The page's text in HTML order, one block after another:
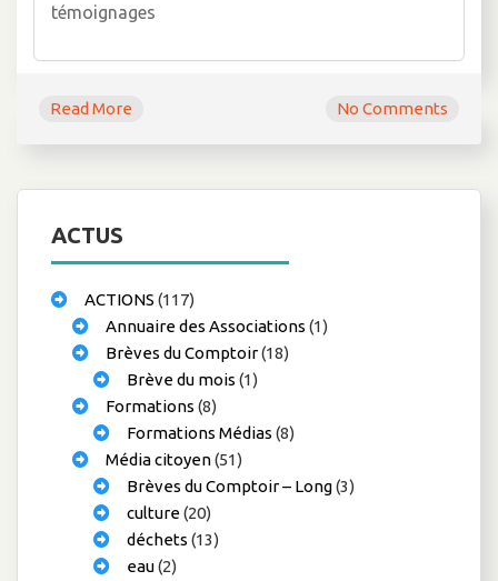
témoignages
Read More No Comments
ACTUS
ACTIONS (117)
Annuaire des Associations (1)
Brèves du Comptoir(18)
Brève du mois (1)
Formations (8)
Formations Médias (8)
Média citoyen(51)
Brèves du Comptoir – Long(3)
culture(20)
déchets (13)
eau(2)